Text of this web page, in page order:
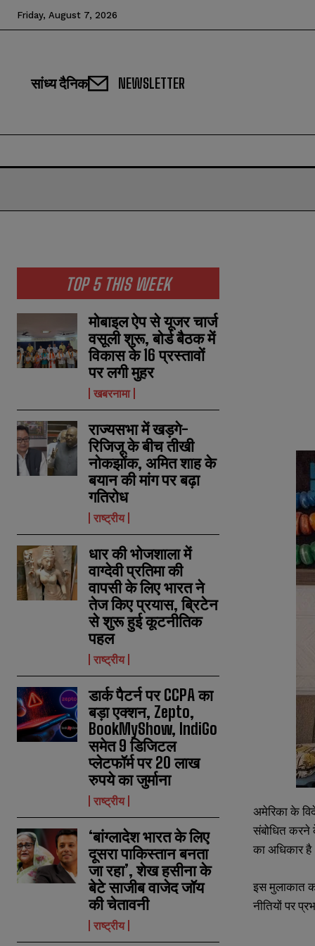
N
a
N
a
Friday, August 7, 2026
सांध्य दैनिक NEWSLETTER
TOP 5 THIS WEEK
मोबाइल ऐप से यूजर चार्ज
वसूली शुरू, बोर्ड बैठक में
विकास के 16 प्रस्तावों
पर लगी मुहर
खबरनामा
राज्यसभा में खड़गे-
रिजिजू के बीच तीखी
नोकझोंक, अमित शाह के
बयान की मांग पर बढ़ा
गतिरोध
राष्ट्रीय
धार की भोजशाला में
वाग्देवी प्रतिमा की
वापसी के लिए भारत ने
तेज किए प्रयास, ब्रिटेन
से शुरू हुई कूटनीतिक
पहल
राष्ट्रीय
डार्क पैटर्न पर CCPA का
बड़ा एक्शन, Zepto,
BookMyShow, IndiGo
समेत 9 डिजिटल
प्लेटफॉर्म पर 20 लाख
रुपये का जुर्माना
राष्ट्रीय
‘बांग्लादेश भारत के लिए
दूसरा पाकिस्तान बनता
जा रहा’, शेख हसीना के
बेटे साजीब वाजेद जॉय
की चेतावनी
राष्ट्रीय
अमेरिका के
संबोधित करने
का अधिकार है
इस मुलाकात
नीतियों पर